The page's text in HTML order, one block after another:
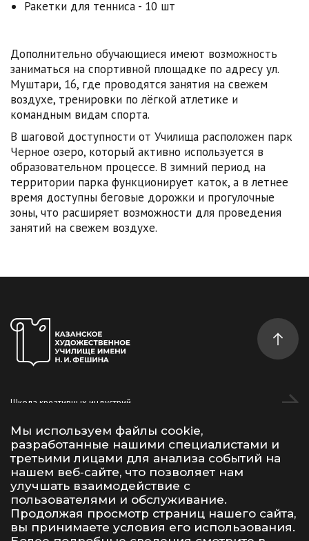
Ракетки для тенниса - 10 шт
Дополнительно обучающиеся имеют возможность
заниматься на спортивной площадке по адресу ул.
Муштари, 16, где проводятся занятия на свежем
воздухе, тренировки по лёгкой атлетике и
командным видам спорта.
В шаговой доступности от Училища расположен парк
Черное озеро, который активно используется в
образовательном процессе. В зимний период на
территории парка функционирует каток, а в летнее
время доступны беговые дорожки и прогулочные
зоны, что расширяет возможности для проведения
занятий на свежем воздухе.
Мы используем файлы cookie,
разработанные нашими специалистами и
третьими лицами для анализа событий на
нашем веб‑сайте, что позволяет нам
улучшать взаимодействие с
пользователями и обслуживание.
Продолжая просмотр страниц нашего сайта,
вы принимаете условия его использования.
Школа креативных индустрий
Студентам
Дополнительное образование
Vk Telegram YouTube
Условия использования материалов сайта